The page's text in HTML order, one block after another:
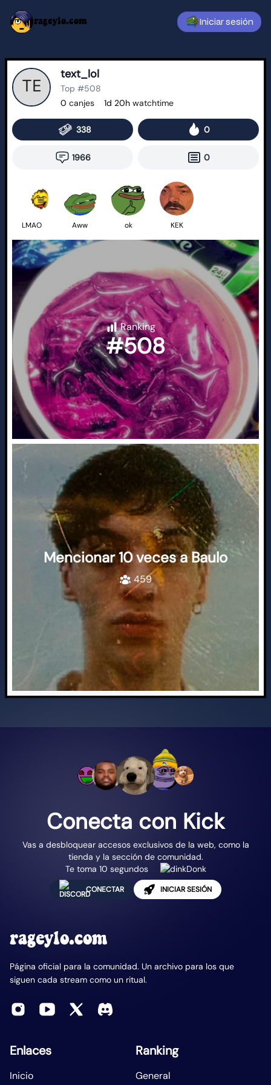
rageylo.com Iniciar sesión
text_lol
Top #508
0 canjes 1d 20h watchtime
338 0
1966 0
LMAO Aww ok KEK
Ranking
#508
Mencionar 10 veces a Baulo
459
Conecta con Kick
Vas a desbloquear accesos exclusivos de la web, como la
tienda y la sección de comunidad.
Te toma 10 segundos
CONECTAR INICIAR SESIÓN
rageylo.com
Página oficial para la comunidad. Un archivo para los que
siguen cada stream como un ritual.
Enlaces
Inicio
Ranking
General